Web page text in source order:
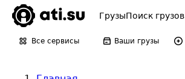
ГрузыПоиск грузов
Все сервисы Ваши грузы